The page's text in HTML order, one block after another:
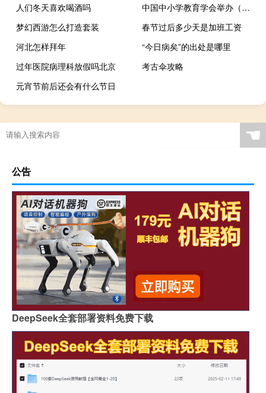
人们冬天喜欢喝酒吗
中国中小学教育学会举办（中国中小学教育学会）
梦幻西游怎么打造套装
春节过后多少天是加班工资
河北怎样拜年
“今日病矣”的出处是哪里
过年医院病理科放假吗北京
考古伞攻略
元宵节前后还会有什么节日
☚
公告
DeepSeek全套部署资料免费下载